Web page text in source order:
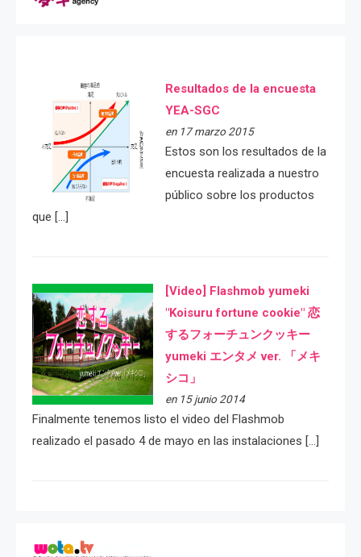
Resultados de la encuesta
YEA-SGC
en 17 marzo 2015
Estos son los resultados de la
encuesta realizada a nuestro
público sobre los productos
que […]
[Video] Flashmob yumeki
"Koisuru fortune cookie" 恋
するフォーチュンクッキー
yumeki エンタメ ver. 「メキ
シコ」
en 15 junio 2014
Finalmente tenemos listo el video del Flashmob
realizado el pasado 4 de mayo en las instalaciones […]